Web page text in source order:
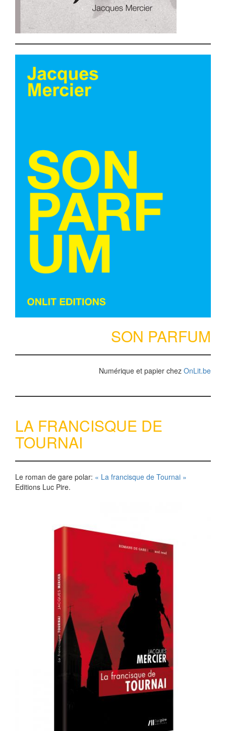
SON PARFUM
Numérique et papier chez OnLit.be
LA FRANCISQUE DE
TOURNAI
Le roman de gare polar: « La francisque de Tournai »
Editions Luc Pire.